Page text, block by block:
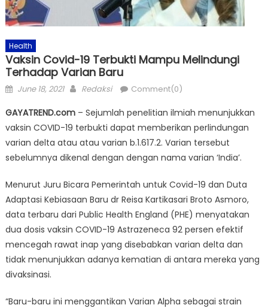
Health
Vaksin Covid-19 Terbukti Mampu Melindungi
Terhadap Varian Baru
Posted
June 18, 2021 Author
Redaksi Comment(0)
GAYATREND.com– Sejumlah penelitian ilmiah menunjukkan
vaksin COVID-19 terbukti dapat memberikan perlindungan
varian delta atau atau varian b.1.617.2. Varian tersebut
sebelumnya dikenal dengan dengan nama varian ‘India’.
Menurut Juru Bicara Pemerintah untuk Covid-19 dan Duta
Adaptasi Kebiasaan Baru dr Reisa Kartikasari Broto Asmoro,
data terbaru dari Public Health England (PHE) menyatakan
dua dosis vaksin COVID-19 Astrazeneca 92 persen efektif
mencegah rawat inap yang disebabkan varian delta dan
tidak menunjukkan adanya kematian di antara mereka yang
divaksinasi.
“Baru-baru ini menggantikan Varian Alpha sebagai strain